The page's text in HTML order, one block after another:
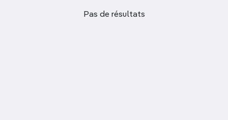
Pas de résultats